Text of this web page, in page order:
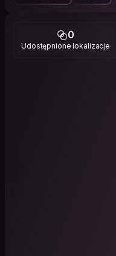
0
Udostępnione lokalizacje